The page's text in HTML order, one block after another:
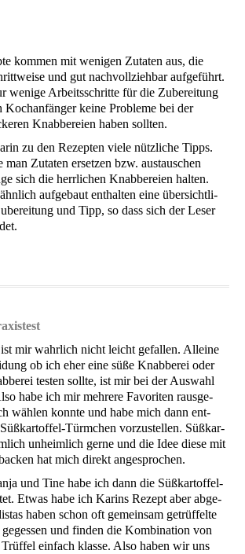
kom­men mit weni­gen Zuta­ten aus, die
und gut nach­voll­zieh­bar auf­ge­führt.
weni­ge Arbeits­schrit­te für die Zube­rei­tung
Koch­an­fän­ger kei­ne Pro­ble­me bei der
Knab­be­rei­en haben sollten.
zu den Rezep­ten vie­le nütz­li­che Tipps.
Zuta­ten erset­zen bzw. aus­tau­schen
sich die herr­li­chen Knab­be­rei­en hal­ten.
auf­ge­baut ent­hal­ten eine über­sicht­li­
und Tipp, so dass sich der Leser
mir wahr­lich nicht leicht gefal­len. Allei­ne
ob ich eher eine süße Knab­be­rei oder
tes­ten soll­te, ist mir bei der Aus­wahl
habe ich mir meh­re­re Favo­ri­ten raus­ge­
wäh­len konn­te und habe mich dann ent­
Türm­chen vor­zu­stel­len. Süß­kar­
unheim­lich ger­ne und die Idee die­se mit
hat mich direkt angesprochen.
und Tine habe ich dann die Süß­kar­tof­fel-
Etwas habe ich Karins Rezept aber abge­
haben schon oft gemein­sam getrüf­fel­te
und fin­den die Kom­bi­na­ti­on von
ein­fach klas­se. Also haben wir uns